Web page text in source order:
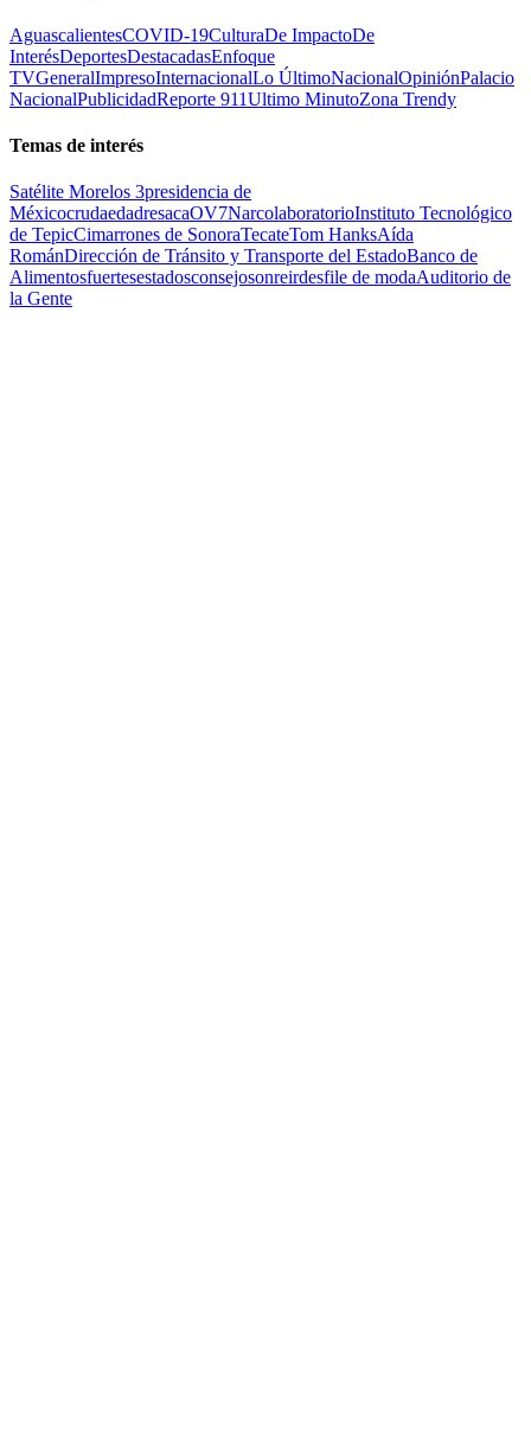
AguascalientesCOVID-19CulturaDe ImpactoDe
InterésDeportesDestacadasEnfoque
TVGeneralImpresoInternacionalLo ÚltimoNacionalOpiniónPalacio
NacionalPublicidadReporte 911Ultimo MinutoZona Trendy
Temas de interés
Satélite Morelos 3presidencia de
MéxicocrudaedadresacaOV7NarcolaboratorioInstituto Tecnológico
de TepicCimarrones de SonoraTecateTom HanksAída
RománDirección de Tránsito y Transporte del EstadoBanco de
Alimentosfuertesestadosconsejosonreirdesfile de modaAuditorio de
la Gente